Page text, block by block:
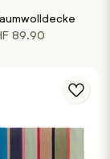
89.90